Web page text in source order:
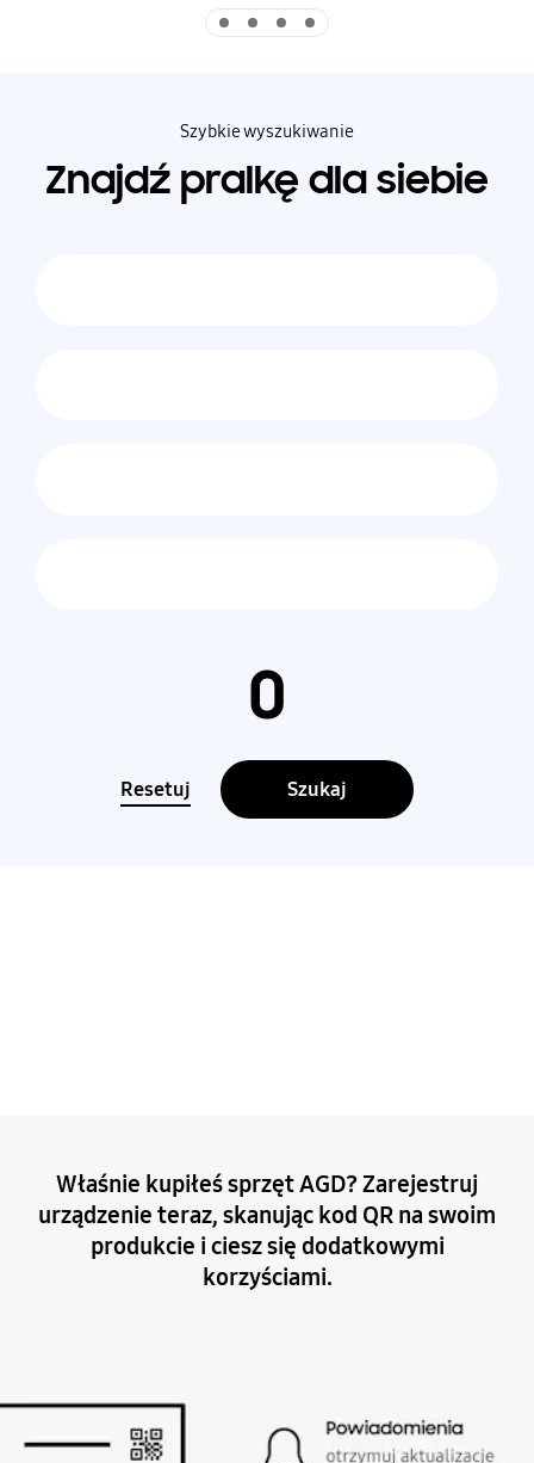
Szybkie wyszukiwanie
Znajdź pralkę dla siebie
0
Resetuj Szukaj
Właśnie kupiłeś sprzęt AGD? Zarejestruj
urządzenie teraz, skanując kod QR na swoim
produkcie i ciesz się dodatkowymi
korzyściami.